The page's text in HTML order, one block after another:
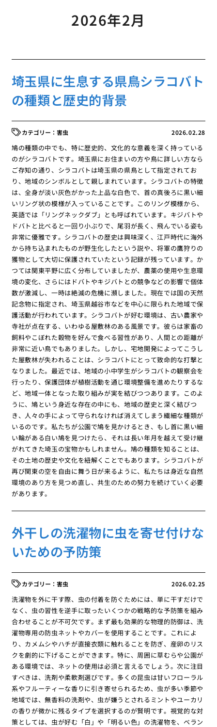
2026年2月
埼玉県に生息する県鳥シラコバト
の種類と歴史的背景
2026.02.28
害虫
鳩の種類の中でも、特に歴史的、文化的な意義を深く持っている
のがシラコバトです。埼玉県にお住まいの方や鳥に詳しい方なら
ご存知の通り、シラコバトは埼玉県の県鳥として指定されてお
り、地域のシンボルとして親しまれています。シラコバトの特徴
は、全身が淡い灰色がかった上品な白色で、首の真後ろに黒い細
いリング状の模様が入っていることです。このリング模様から、
英語では「リングネックダブ」とも呼ばれています。キジバトや
ドバトと比べると一回り小ぶりで、尾羽が長く、飛んでいる姿も
非常に優雅です。シラコバトの歴史は興味深く、江戸時代に海外
から持ち込まれたものが野生化したという説や、将軍の鷹狩りの
獲物として大切に保護されていたという記録が残っています。か
つては関東平野に広く分布していましたが、農薬の使用や生息環
境の変化、さらにはドバトやキジバトとの競争などの影響で個体
数が激減し、一時は絶滅の危機に瀕しました。現在では国の天然
記念物に指定され、埼玉県越谷市などを中心に限られた地域で保
護活動が行われています。シラコバトが好む環境は、古い農家や
寺社が点在する、いわゆる屋敷林のある風景です。彼らは家畜の
飼料やこぼれた穀物を好んで食べる習性があり、人間との距離が
非常に近い鳥でもありました。しかし、宅地開発によってこうし
た屋敷林が失われることは、シラコバトにとって致命的な打撃と
なりました。最近では、地域の小中学生がシラコバトの観察会を
行ったり、保護団体が植樹活動を通じ環境整備を進めたりするな
ど、地域一体となった取り組みが実を結びつつあります。このよ
うに、鳩という身近な存在の中にも、地域の歴史と深く結びつ
き、人々の手によって守られなければ消えてしまう繊細な種類が
いるのです。私たちが公園で鳩を見かけるとき、もし首に黒い細
い輪がある白い鳩を見つけたら、それは長い年月を越えて受け継
がれてきた埼玉の宝物かもしれません。鳩の種類を知ることは、
その土地の歴史や文化を紐解くことでもあります。シラコバトが
再び関東の空を自由に舞う日が来るように、私たちは身近な自然
環境のあり方を見つめ直し、共生のための努力を続けていく必要
があります。
外干しの洗濯物に虫を寄せ付けな
いための予防策
2026.02.25
害虫
洗濯物を外に干す際、虫の付着を防ぐためには、単に干すだけで
なく、虫の習性を逆手に取ったいくつかの戦略的な予防策を組み
合わせることが不可欠です。まず最も効果的な物理的防御は、洗
濯物専用の防虫ネットやカバーを使用することです。これによ
り、カメムシやハチが直接衣類に触れることを防ぎ、産卵のリス
クを劇的に下げることができます。特に、周囲に草むらや公園が
ある環境では、ネットの使用は必須と言えるでしょう。次に注目
すべきは、洗剤や柔軟剤選びです。多くの昆虫は甘いフローラル
系やフルーティーな香りに引き寄せられるため、虫が多い季節や
地域では、無香料の洗剤や、虫が嫌うとされるミントやユーカリ
の香りが微かに残るタイプを選択するのが賢明です。視覚的な対
策としては、虫が好む「白」や「明るい色」の洗濯物を、ベラン